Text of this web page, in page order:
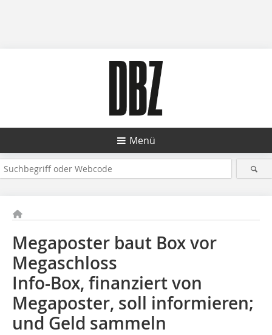
Menü
Megaposter baut Box vor
Megaschloss
Info-Box, finanziert von
Megaposter, soll informieren;
und Geld sammeln